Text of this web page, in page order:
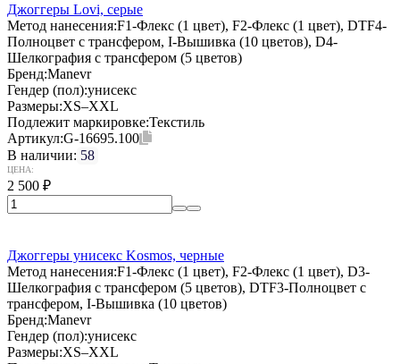
Джоггеры Lovi, серые
Метод нанесения:F1-Флекс (1 цвет), F2-Флекс (1 цвет), DTF4-
Полноцвет с трансфером, I-Вышивка (10 цветов), D4-
Шелкография с трансфером (5 цветов)
Бренд:Manevr
Гендер (пол):унисекс
Размеры:XS–XXL
Подлежит маркировке:Текстиль
Артикул:G-16695.100
В наличии: 58
ЦЕНА:
2 500 ₽
Джоггеры унисекс Kosmos, черные
Метод нанесения:F1-Флекс (1 цвет), F2-Флекс (1 цвет), D3-
Шелкография с трансфером (5 цветов), DTF3-Полноцвет с
трансфером, I-Вышивка (10 цветов)
Бренд:Manevr
Гендер (пол):унисекс
Размеры:XS–XXL